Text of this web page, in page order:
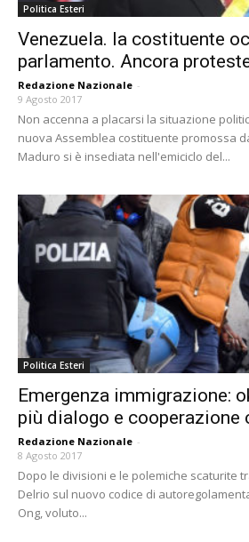
Politica Esteri
Venezuela. la costituente
parlamento. Ancora
Redazione Nazionale -
9 Agosto 2017
Non accenna a placarsi la situazione
nuova Assemblea costituente promossa
Maduro si è insediata nell'emiciclo del...
Politica Esteri
Emergenza immigrazione:
più dialogo e cooperazione
Redazione Nazionale -
8 Agosto 2017
Dopo le divisioni e le polemiche scaturite
Delrio sul nuovo codice di
Ong, voluto...